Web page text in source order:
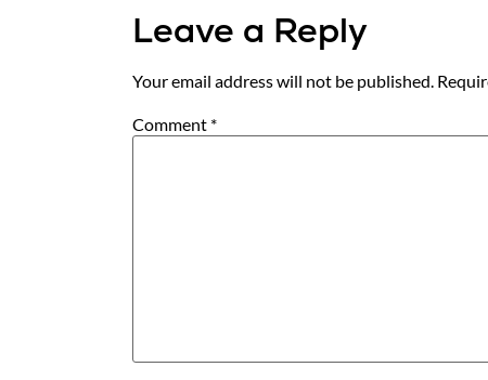
Leave a Reply
Your email address will not be published.
Comment *